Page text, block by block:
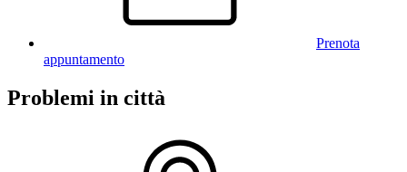
Prenota
appuntamento
Problemi in città